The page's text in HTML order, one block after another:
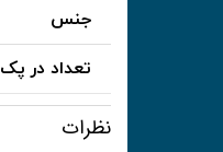
جنس
تعداد در پک
نظرات